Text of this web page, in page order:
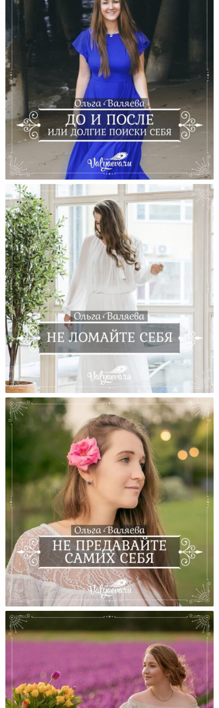
До И После Или Долгие Поиски Себя
Не Ломайте Себя
Не Предавайте Самих Себя